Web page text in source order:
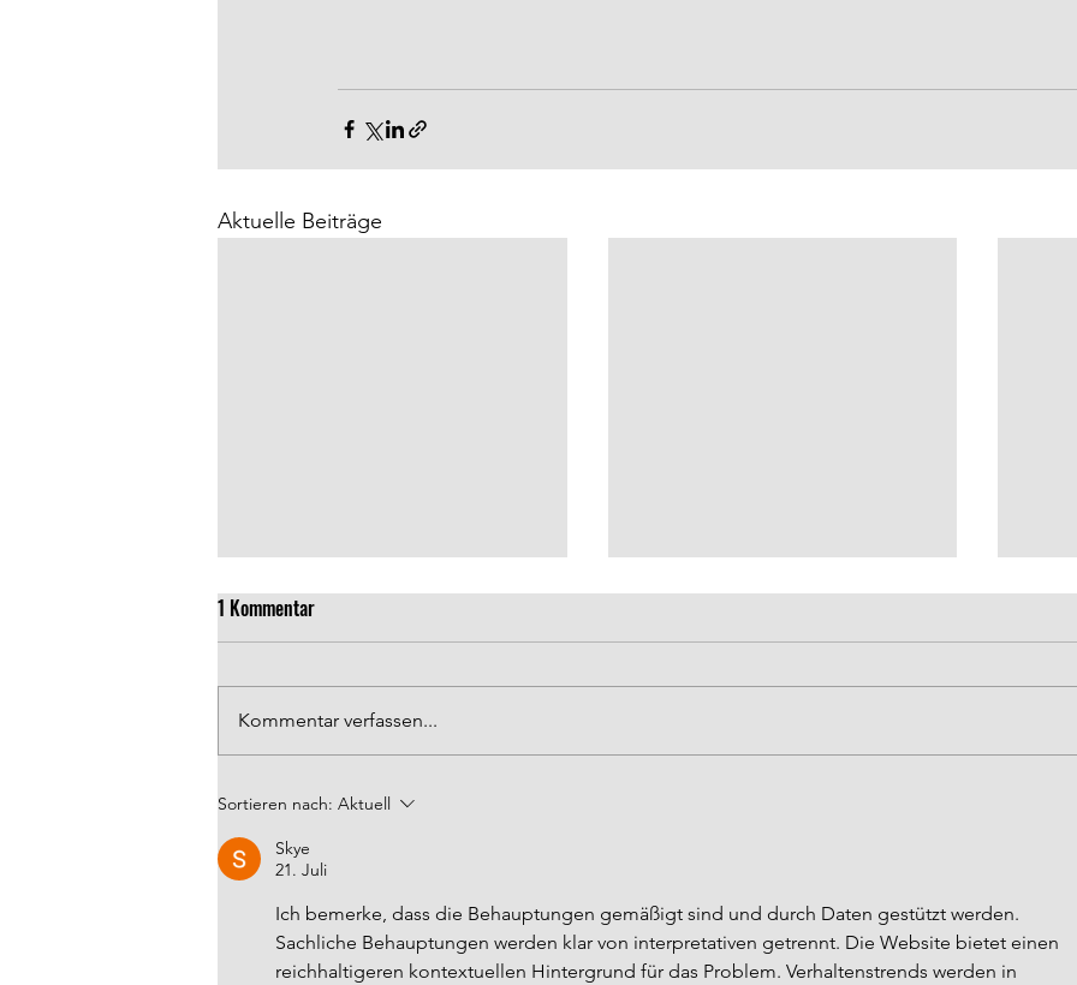
Aktuelle Beiträge
SV Gonsenheim Dauerkarte 40-
1 Kommentar
Kommentar verfassen...
Sortieren nach: Aktuell
Skye
21. Juli
Ich bemerke, dass die Behauptungen gemäßigt sind und durch Daten gestützt werden.
Sachliche Behauptungen werden klar von interpretativen getrennt. Die Website bietet einen
reichhaltigeren kontextuellen Hintergrund für das Problem. Verhaltenstrends werden in